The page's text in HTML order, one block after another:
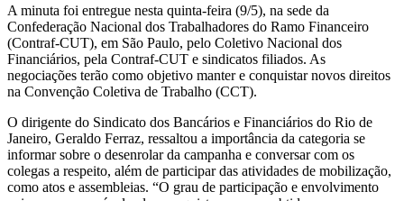
A minuta foi entregue nesta quinta-feira (9/5), na sede da
Confederação Nacional dos Trabalhadores do Ramo Financeiro
(Contraf-CUT), em São Paulo, pelo Coletivo Nacional dos
Financiários, pela Contraf-CUT e sindicatos filiados. As
negociações terão como objetivo manter e conquistar novos direitos
na Convenção Coletiva de Trabalho (CCT).
O dirigente do Sindicato dos Bancários e Financiários do Rio de
Janeiro, Geraldo Ferraz, ressaltou a importância da categoria se
informar sobre o desenrolar da campanha e conversar com os
colegas a respeito, além de participar das atividades de mobilização,
como atos e assembleias. “O grau de participação e envolvimento